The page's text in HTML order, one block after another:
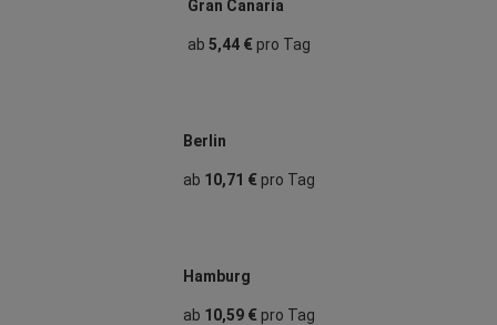
Gran Canaria
ab 5,44 €pro Tag
Berlin
ab 10,71 €pro Tag
Hamburg
ab 10,59 €pro Tag